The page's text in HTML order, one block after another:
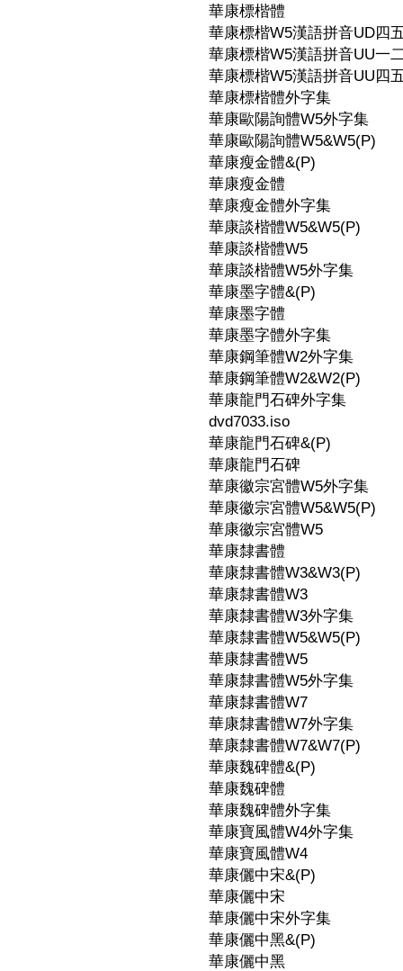
華康標楷體
華康標楷W5漢語拼音UD四
華康標楷W5漢語拼音UU一
華康標楷W5漢語拼音UU四
華康標楷體外字集
華康歐陽詢體W5外字集
華康歐陽詢體W5&W5(P)
華康瘦金體&(P)
華康瘦金體
華康瘦金體外字集
華康談楷體W5&W5(P)
華康談楷體W5
華康談楷體W5外字集
華康墨字體&(P)
華康墨字體
華康墨字體外字集
華康鋼筆體W2外字集
華康鋼筆體W2&W2(P)
華康龍門石碑外字集
dvd7033.iso
華康龍門石碑&(P)
華康龍門石碑
華康徽宗宮體W5外字集
華康徽宗宮體W5&W5(P)
華康徽宗宮體W5
華康隸書體
華康隸書體W3&W3(P)
華康隸書體W3
華康隸書體W3外字集
華康隸書體W5&W5(P)
華康隸書體W5
華康隸書體W5外字集
華康隸書體W7
華康隸書體W7外字集
華康隸書體W7&W7(P)
華康魏碑體&(P)
華康魏碑體
華康魏碑體外字集
華康寶風體W4外字集
華康寶風體W4
華康儷中宋&(P)
華康儷中宋
華康儷中宋外字集
華康儷中黑&(P)
華康儷中黑